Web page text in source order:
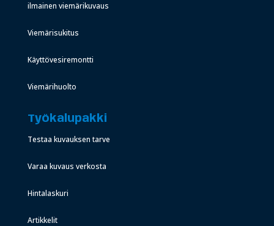
ilmainen viemärikuvaus
Viemärisukitus
Käyttövesiremontti
Viemärihuolto
Työkalupakki
Testaa kuvauksen tarve
Varaa kuvaus verkosta
Hintalaskuri
Artikkelit